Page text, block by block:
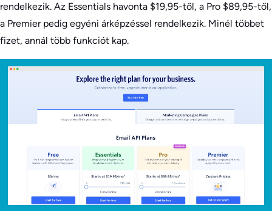
rendelkezik. Az Essentials havonta $19,95-től, a Pro $89,95-től,
a Premier pedig egyéni árképzéssel rendelkezik. Minél többet
fizet, annál több funkciót kap.